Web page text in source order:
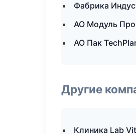
Фабрика
АО Модуль
АО Пак
Другие
Клиника Lab